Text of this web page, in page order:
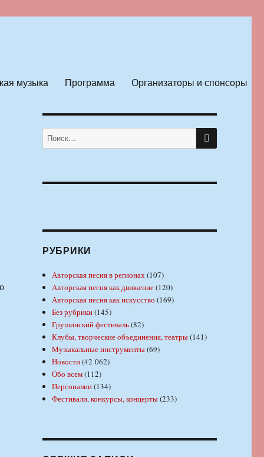
музыка Программа Организаторы и спонсоры
Искать: ПОИСК
РУБРИКИ
Авторская песня в регионах(107)
Авторская песня как движение(120)
Авторская песня как искусство (169)
Без рубрики(145)
Грушинский фестиваль(82)
Клубы, творческие объединения, театры(141)
Музыкальные инструменты(69)
Новости(42 062)
Обо всем(112)
Персоналии(134)
Фестивали, конкурсы, концерты(233)